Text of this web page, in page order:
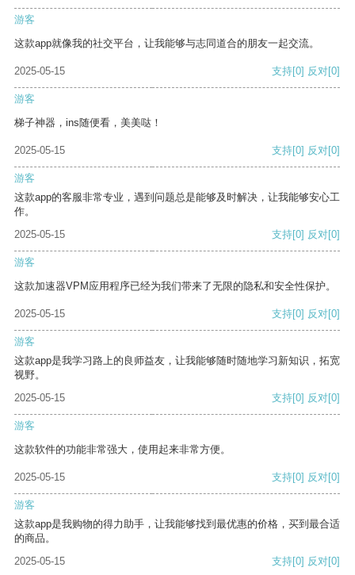
游客
这款app就像我的社交平台，让我能够与志同道合的朋友一起交流。
2025-05-15 支持[0] 反对[0]
游客
梯子神器，ins随便看，美美哒！
2025-05-15 支持[0] 反对[0]
游客
这款app的客服非常专业，遇到问题总是能够及时解决，让我能够安心工
作。
2025-05-15
支持[0] 反对[0]
游客
这款加速器VPM应用程序已经为我们带来了无限的隐私和安全性保护。
2025-05-15 支持[0] 反对[0]
游客
这款app是我学习路上的良师益友，让我能够随时随地学习新知识，拓宽
视野。
2025-05-15
支持[0] 反对[0]
游客
这款软件的功能非常强大，使用起来非常方便。
2025-05-15 支持[0] 反对[0]
游客
这款app是我购物的得力助手，让我能够找到最优惠的价格，买到最合适
的商品。
2025-05-15
支持[0] 反对[0]